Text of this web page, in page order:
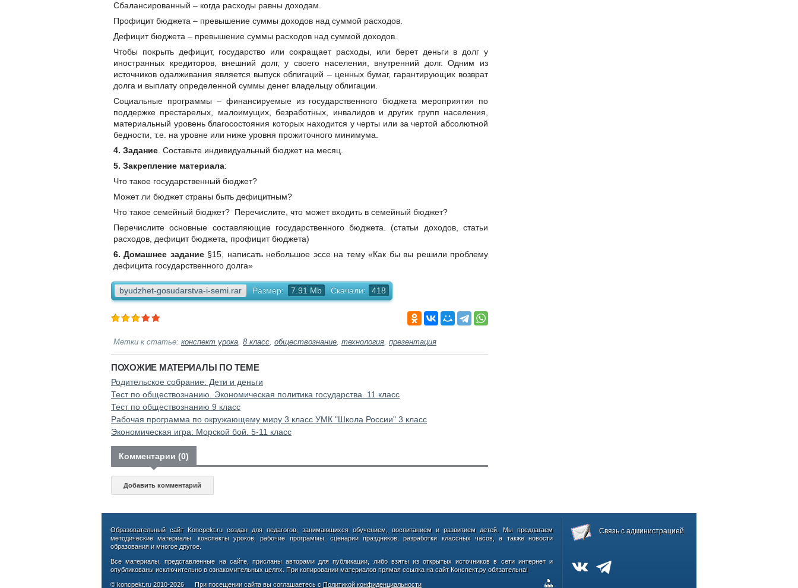
Сбалансированный – когда расходы равны доходам.
Профицит бюджета – превышение суммы доходов над суммой расходов.
Дефицит бюджета – превышение суммы расходов над суммой доходов.
Чтобы покрыть дефицит, государство или сокращает расходы, или берет деньги в долг у
иностранных кредиторов, внешний долг, у своего населения, внутренний долг. Одним из
источников одалживания является выпуск облигаций – ценных бумаг, гарантирующих возврат
долга и выплату определенной суммы денег владельцу облигации.
Социальные программы – финансируемые из государственного бюджета мероприятия по
поддержке престарелых, малоимущих, безработных, инвалидов и других групп населения,
материальный уровень благосостояния которых находится у черты или за чертой абсолютной
бедности, т.е. на уровне или ниже уровня прожиточного минимума.
4. Задание. Составьте индивидуальный бюджет на месяц.
5. Закрепление материала:
Что такое государственный бюджет?
Может ли бюджет страны быть дефицитным?
Что такое семейный бюджет? Перечислите, что может входить в семейный бюджет?
Перечислите основные составляющие государственного бюджета. (статьи доходов, статьи
расходов, дефицит бюджета, профицит бюджета)
6. Домашнее задание§15, написать небольшое эссе на тему «Как бы вы решили проблему
дефицита государственного долга»
byudzhet-gosudarstva-i-semi.rar Размер: 7.91 Mb Скачали: 418
Метки к статье: конспект урока 8 класс обществознание технология презентация
ПОХОЖИЕ МАТЕРИАЛЫ ПО ТЕМЕ
Родительское собрание: Дети и деньги
Тест по обществознанию. Экономическая политика государства. 11 класс
Тест по обществознанию 9 класс
Рабочая программа по окружающему миру 3 класс УМК "Школа России" 3 класс
Экономическая игра: Морской бой. 5-11 класс
Комментарии (0)
Добавить комментарий
Образовательный сайт Koncpekt.ru создан для педагогов, занимающихся обучением, воспитанием и развитием детей. Мы предлагаем
методические материалы: конспекты уроков, рабочие программы, сценарии праздников, разработки классных часов, а также новости
образования и многое другое.
Все материалы, представленные на сайте, присланы авторами для публикации, либо взяты из открытых источников в сети интернет и
опубликованы исключительно в ознакомительных целях. При копировании материалов прямая ссылка на сайт Конспект.ру обязательна!
© koncpekt.ru2010-2026При посещении сайта вы соглашаетесь с Политикой конфиденциальности
Связь с администрацией